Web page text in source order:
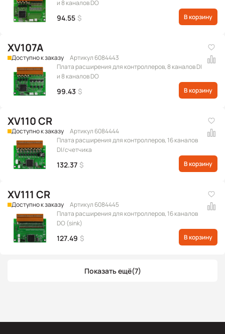
и 8 каналов DO
94.55 $ В корзину
XV107A
Доступно к заказу
Артикул 6084443
Плата расширения для контроллеров, 8 каналов DI
и 8 каналов DO
99.43 $ В корзину
XV110 CR
Доступно к заказу
Артикул 6084444
Плата расширения для контроллеров, 16 каналов
DI/счетчика
132.37 $ В корзину
XV111 CR
Доступно к заказу
Артикул 6084445
Плата расширения для контроллеров, 16 каналов
DO (sink)
127.49 $ В корзину
Показать ещё(7)